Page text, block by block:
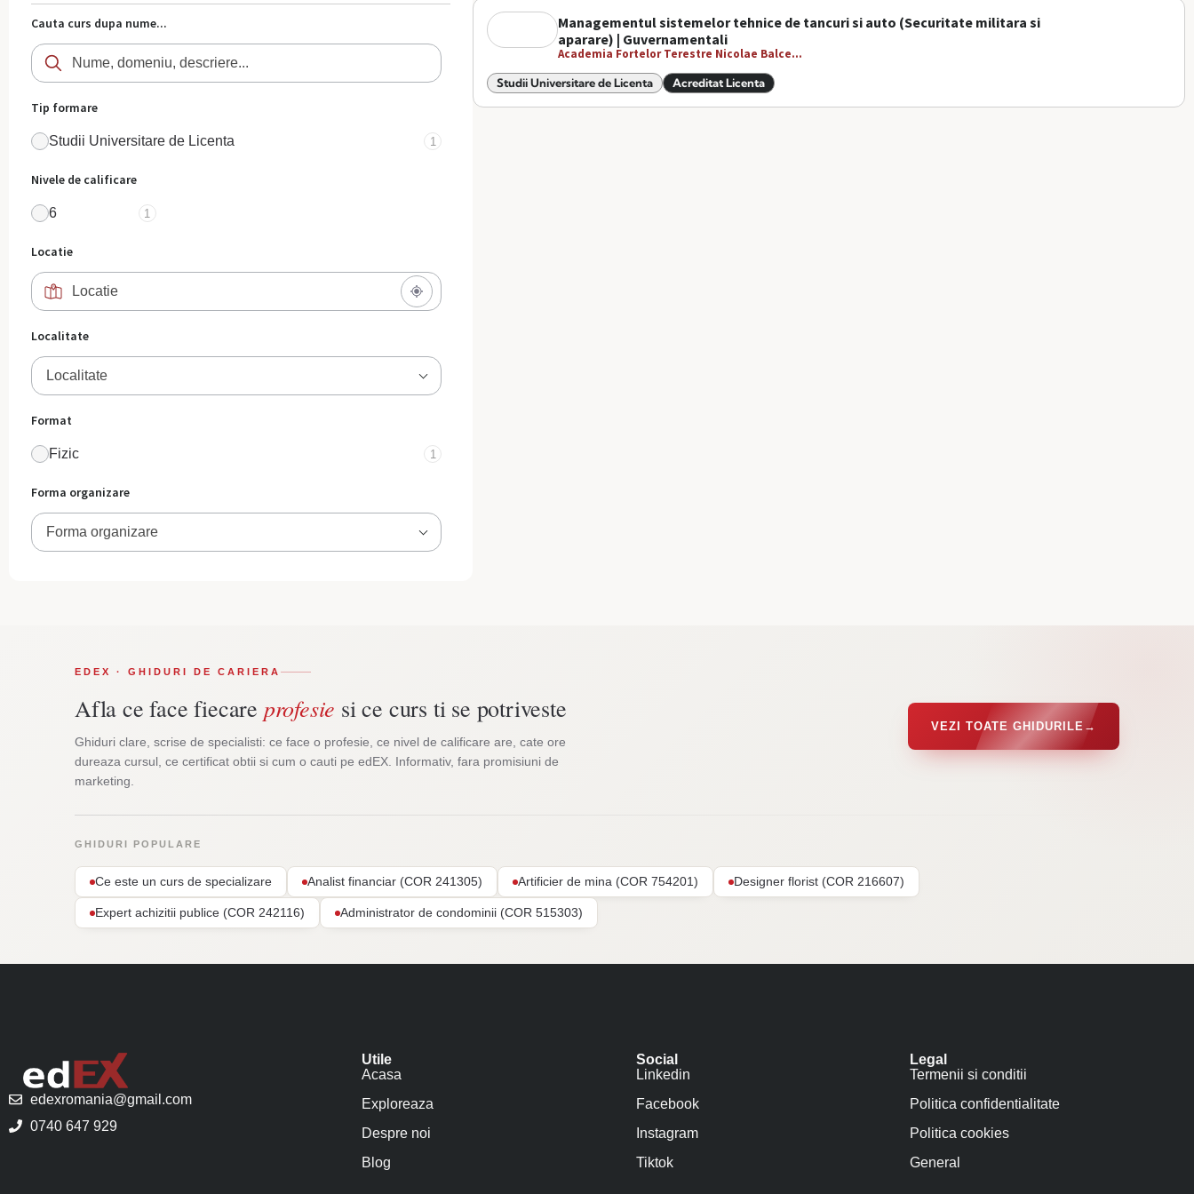
Cauta curs dupa nume...
Tip formare
Studii Universitare de Licenta 1
Nivele de calificare
6 1
Locatie
Localitate
Localitate
Format
Fizic 1
Forma organizare
Forma organizare
Managementul sistemelor tehnice de tancuri si auto (Securitate militara si
aparare) | Guvernamentali
Academia Fortelor Terestre Nicolae Balce...
Studii Universitare de Licenta Acreditat Licenta
EDEX · GHIDURI DE CARIERA
Afla ce face fiecare profesie si ce curs ti se potriveste
Ghiduri clare, scrise de specialisti: ce face o profesie, ce nivel de calificare are, cate ore
dureaza cursul, ce certificat obtii si cum o cauti pe edEX. Informativ, fara promisiuni de
marketing.
VEZI TOATE GHIDURILE →
GHIDURI POPULARE
Ce este un curs de specializare Analist financiar (COR 241305) Artificier de mina (COR 754201) Designer florist (COR 216607)
Expert achizitii publice (COR 242116) Administrator de condominii (COR 515303)
edexromania@gmail.com
0740 647 929
Utile
Acasa
Exploreaza
Despre noi
Blog
Social
Linkedin
Facebook
Instagram
Tiktok
Legal
Termenii si conditii
Politica confidentialitate
Politica cookies
General